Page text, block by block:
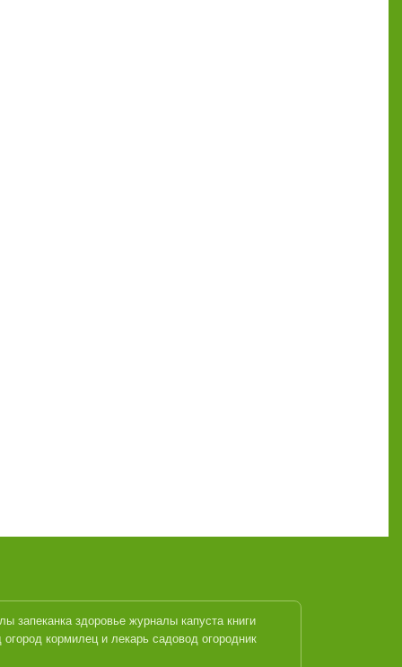
запеканка здоровье журналы капуста книги
огород кормилец и лекарь садовод огородник